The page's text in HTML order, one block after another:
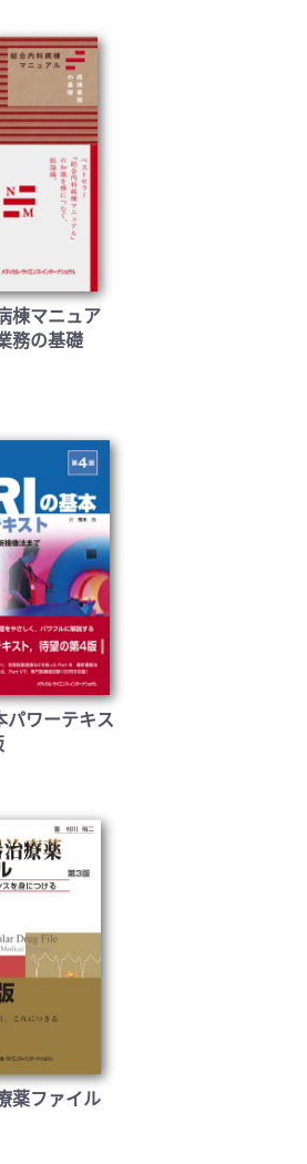
棟マニュア
務の基礎
パワーテキス
薬ファイル